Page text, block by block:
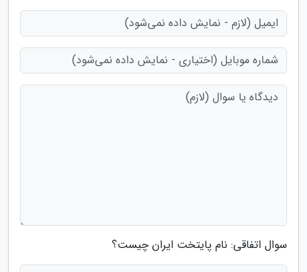
سوال اتفاقی: نام پایتخت ایران چیست؟